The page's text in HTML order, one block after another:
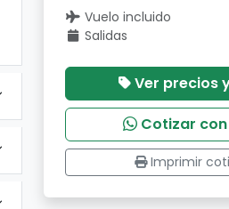
Vuelo incluido
Salidas
Ver precios
Cotizar
Imprimir